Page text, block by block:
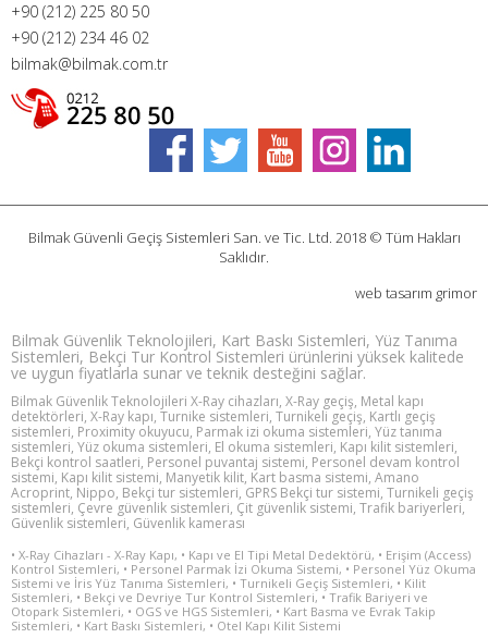
+90 (212) 225 80 50
+90 (212) 234 46 02
bilmak@bilmak.com.tr
Bilmak Güvenli Geçiş Sistemleri San. ve Tic. Ltd. 2018 © Tüm Hakları
Saklıdır.
web tasarım grimor
Bilmak Güvenlik Teknolojileri, Kart Baskı Sistemleri, Yüz Tanıma
Sistemleri, Bekçi Tur Kontrol Sistemleri ürünlerini yüksek kalitede
ve uygun fiyatlarla sunar ve teknik desteğini sağlar.
Bilmak Güvenlik Teknolojileri X-Ray cihazları, X-Ray geçiş, Metal kapı
detektörleri, X-Ray kapı, Turnike sistemleri, Turnikeli geçiş, Kartlı geçiş
sistemleri, Proximity okuyucu, Parmak izi okuma sistemleri, Yüz tanıma
sistemleri, Yüz okuma sistemleri, El okuma sistemleri, Kapı kilit sistemleri,
Bekçi kontrol saatleri, Personel puvantaj sistemi, Personel devam kontrol
sistemi, Kapı kilit sistemi, Manyetik kilit, Kart basma sistemi, Amano
Acroprint, Nippo, Bekçi tur sistemleri, GPRS Bekçi tur sistemi, Turnikeli geçiş
sistemleri, Çevre güvenlik sistemleri, Çit güvenlik sistemi, Trafik bariyerleri,
Güvenlik sistemleri, Güvenlik kamerası
• X-Ray Cihazları - X-Ray Kapı, • Kapı ve El Tipi Metal Dedektörü, • Erişim (Access)
Kontrol Sistemleri, • Personel Parmak İzi Okuma Sistemi, • Personel Yüz Okuma
Sistemi ve İris Yüz Tanıma Sistemleri, • Turnikeli Geçiş Sistemleri, • Kilit
Sistemleri, • Bekçi ve Devriye Tur Kontrol Sistemleri, • Trafik Bariyeri ve
Otopark Sistemleri, • OGS ve HGS Sistemleri, • Kart Basma ve Evrak Takip
Sistemleri, • Kart Baskı Sistemleri, • Otel Kapı Kilit Sistemi